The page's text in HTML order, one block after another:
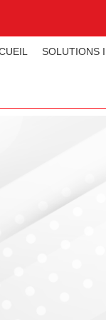
SOLUTIONS